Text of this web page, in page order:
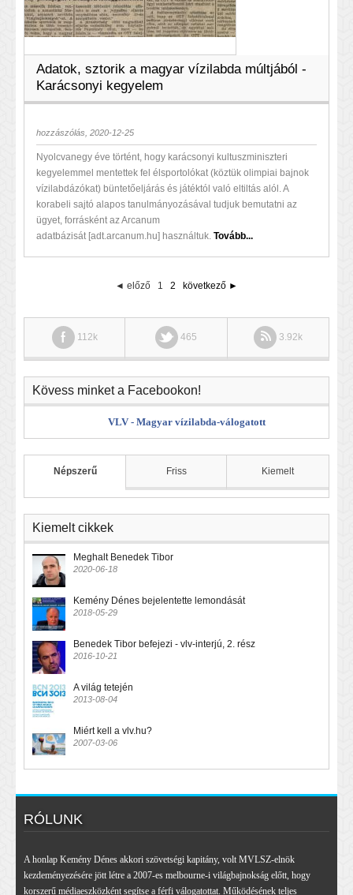
Adatok, sztorik a magyar vízilabda múltjából -
Karácsonyi kegyelem
hozzászólás, 2020-12-25
Nyolcvanegy éve történt, hogy karácsonyi kultuszminiszteri
kegyelemmel mentettek fel élsportolókat (köztük olimpiai bajnok
vízilabdázókat) büntetőeljárás és játéktól való eltiltás alól. A
korabeli sajtó alapos tanulmányozásával tudjuk bemutatni az
ügyet, forrásként az Arcanum
adatbázisát [adt.arcanum.hu] használtuk. Tovább...
◄ előző 1 2 következő ►
112k 465 3.92k
Kövess minket a Facebookon!
VLV - Magyar vízilabda-válogatott
Népszerű Friss Kiemelt
Kiemelt cikkek
Meghalt Benedek Tibor
2020-06-18
Kemény Dénes bejelentette lemondását
2018-05-29
Benedek Tibor befejezi - vlv-interjú, 2. rész
2016-10-21
A világ tetején
2013-08-04
Miért kell a vlv.hu?
2007-03-06
RÓLUNK
A honlap Kemény Dénes akkori szövetségi kapitány, volt MVLSZ-elnök
kezdeményezésére jött létre a 2007-es melbourne-i világbajnokság előtt, hogy
korszerű médiaeszközként segítse a férfi válogatottat. Működésének teljes